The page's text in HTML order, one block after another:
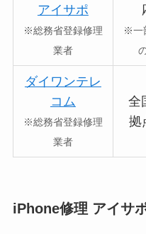
アイサポ
※総務省登録修理
業者
※一
ダイワンテレ
コム
※総務省登録修理
業者
全
拠
iPhone修理 アイサ